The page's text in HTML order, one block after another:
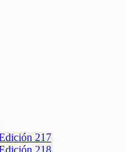
217
218